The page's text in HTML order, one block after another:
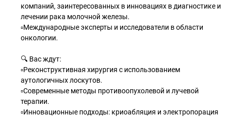
компаний, заинтересованных в инновациях в диагностике и
лечении рака молочной железы.
▫Международные эксперты и исследователи в области
онкологии.
🔍 Вас ждут:
▫Реконструктивная хирургия с использованием
аутологичных лоскутов.
▫Современные методы противоопухолевой и лучевой
терапии.
▫Инновационные подходы: криоабляция и электропорация